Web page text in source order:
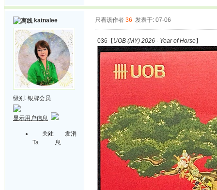
katnalee
级别: 银牌会员
显示用户信息
关注
Ta
发消
息
只看该作者 36 发表于: 07-06
036【 UOB (MY) 2026 - Year of Horse】